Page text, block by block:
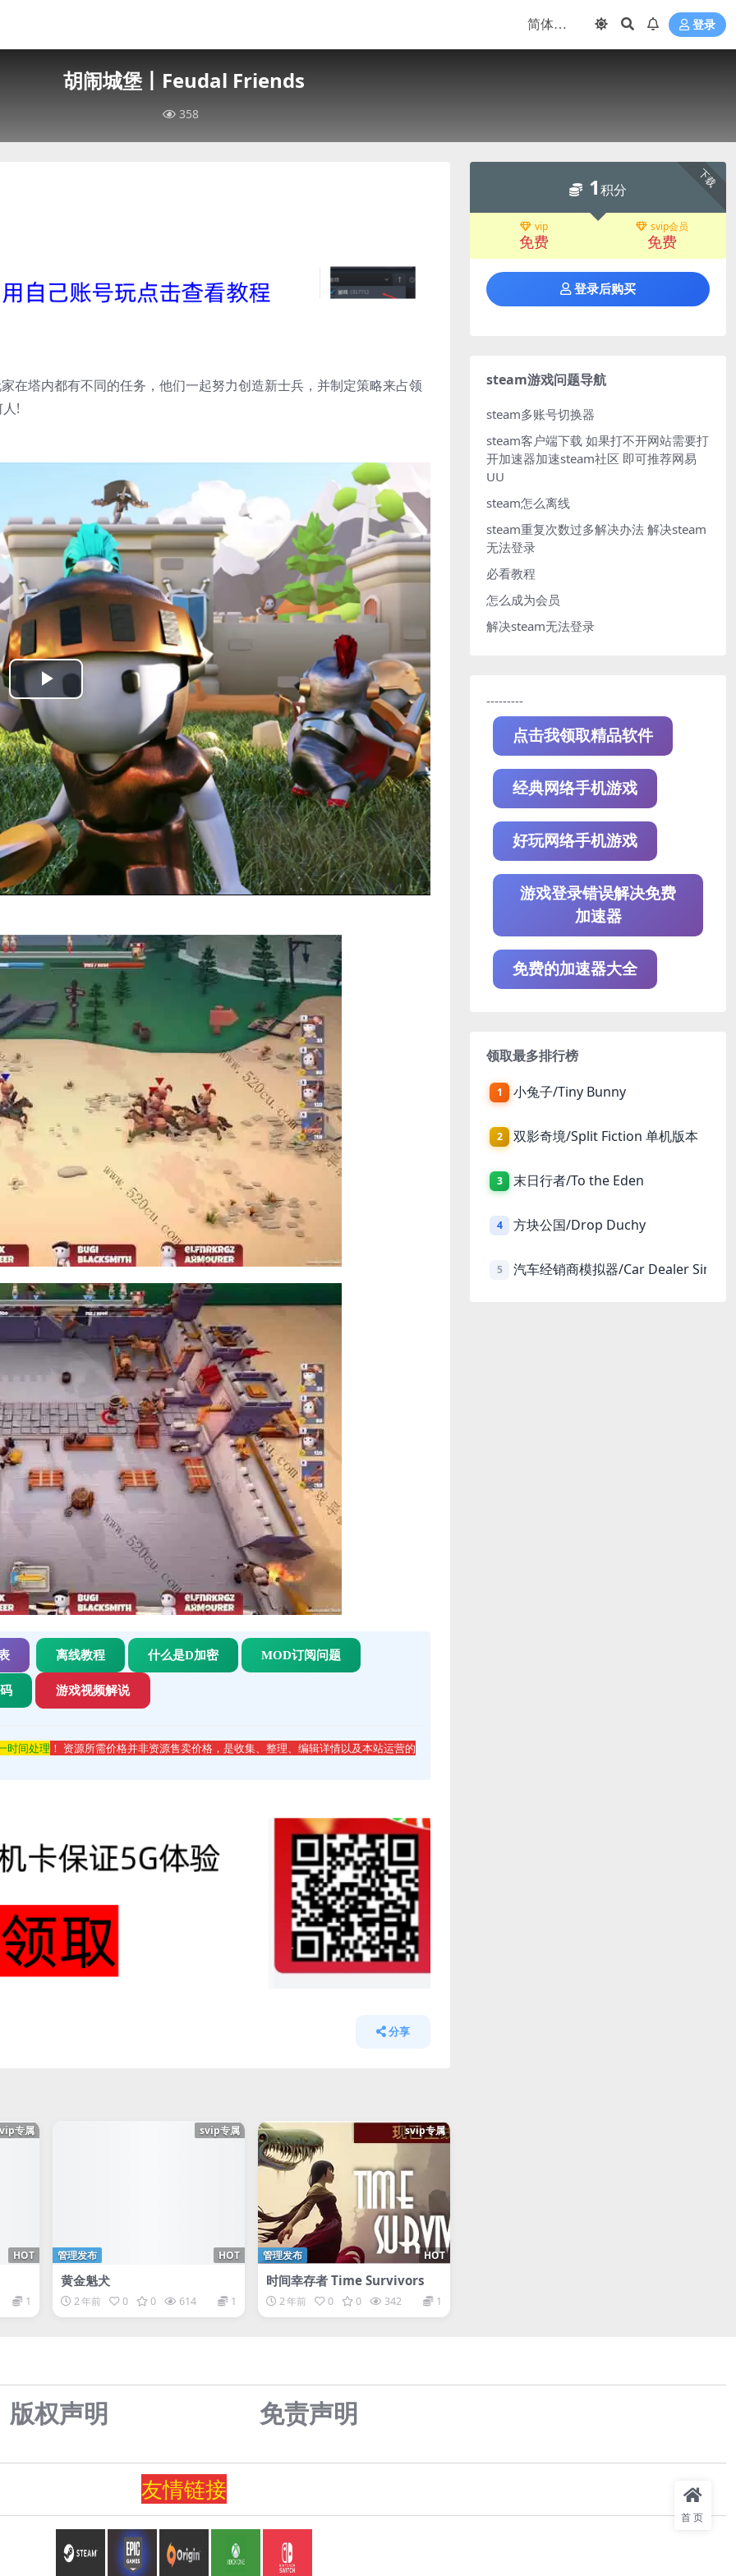
登录
胡闹城堡丨Feudal Friends
358
在塔内都有不同的任务，他们一起努力创造新士兵，并制定策略来占领
!
Play
Video
离线教程 什么是D加密 MOD订阅问题
游戏视频解说
时间处理 ！ 资源所需价格并非资源售卖价格，是收集、整理、编辑详情以及本站运营的
分享
专属
HOT
1
svip专属
HOT
管理发布
黄金魁犬
2 年前 0 0 614 1
svip专属
HOT
管理发布
时间幸存者 Time Survivors
2 年前 0 0 342 1
下载
1积分
vip
免费
svip会员
免费
登录后购买
steam游戏问题导航
steam多账号切换器
steam客户端下载 如果打不开网站需要打
开加速器加速steam社区 即可推荐网易
UU
steam怎么离线
steam重复次数过多解决办法 解决steam
无法登录
必看教程
怎么成为会员
解决steam无法登录
---------
点击我领取精品软件
经典网络手机游戏
好玩网络手机游戏
游戏登录错误解决免费
加速器
免费的加速器大全
领取最多排行榜
1 小兔子/Tiny Bunny
2 双影奇境/Split Fiction 单机版本
3 末日行者/To the Eden
4 方块公国/Drop Duchy
5 汽车经销商模拟器/Car Dealer
版权声明 免责声明
友情链接
首页